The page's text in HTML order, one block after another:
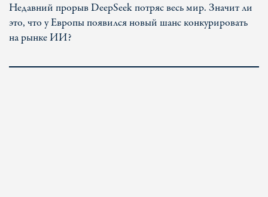
Недавний прорыв DeepSeek потряс весь мир. Значит ли
это, что у Европы появился новый шанс конкурировать
на рынке ИИ?